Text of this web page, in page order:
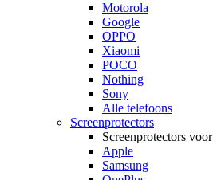
Motorola
Google
OPPO
Xiaomi
POCO
Nothing
Sony
Alle telefoons
Screenprotectors
Screenprotectors voor
Apple
Samsung